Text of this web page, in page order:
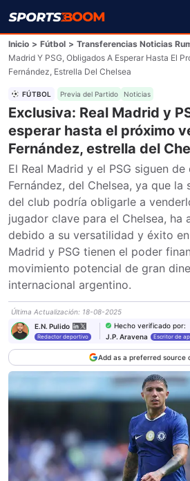
Inicio > Fútbol > Transferencias Noticias
Madrid Y PSG, Obligados A Esperar Hasta El
Fernández, Estrella Del Chelsea
FÚTBOL Previa del Partido Noticias
Exclusiva: Real Madrid y
esperar hasta el próximo
Fernández, estrella del
El Real Madrid y el PSG siguen de
Fernández, del Chelsea, ya que la
del club podría obligarle a
jugador clave para el Chelsea, ha
debido a su versatilidad y éxito
Madrid y PSG tienen el poder
movimiento potencial de gran
internacional argentino.
Última Actualización: 18-08-2025
E.N. Pulido
Redactor deportivo
Hecho verificado por:
J.P. Aravena
Escritor de
Add as a preferred source